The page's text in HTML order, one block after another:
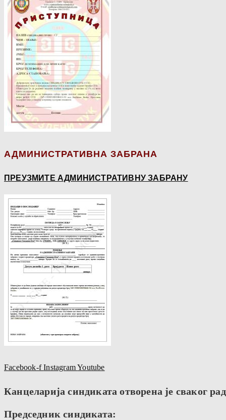
АДМИНИСТРАТИВНА ЗАБРАНА
ПРЕУЗМИТЕ АДМИНИСТРАТИВНУ ЗАБРАНУ
Facebook-f InstagramYoutube
Канцеларија синдиката отворена је сваког
Председник синдиката: